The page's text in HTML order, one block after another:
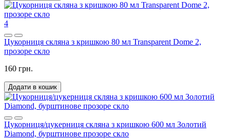
4
Цукорниця скляна з кришкою 80 мл Transparent Dome 2,
прозоре скло
160 грн.
Додати в кошик
Цукорниця/цукерниця скляна з кришкою 600 мл Золотий
Diamond, бурштинове прозоре скло